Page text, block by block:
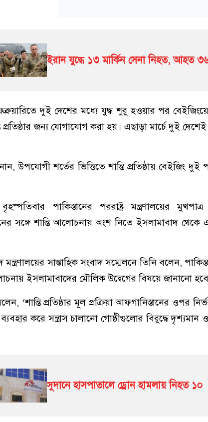
ইরান যুদ্ধে ১৩ মার্কিন সেনা নিহত, আহত
দুই দেশের মধ্যে যুদ্ধ শুরু হওয়ার পর
প্রতিষ্ঠার জন্য যোগাযোগ করা হয়। এছাড়া মার্চে দুই
উপযোগী শর্তের ভিত্তিতে শান্তি প্রতিষ্ঠায় বেইজিং
পাকিস্তানের পররাষ্ট্র মন্ত্রণালয়ের
সঙ্গে শান্তি আলোচনায় অংশ নিতে ইসলামাবাদ থেকে
সাপ্তাহিক সংবাদ সম্মেলনে তিনি বলেন,
ইসলামাবাদের মৌলিক উদ্বেগের বিষয়ে জানানো
‘শান্তি প্রতিষ্ঠার মূল প্রক্রিয়া আফগানিস্তানের ওপর
করে সন্ত্রাস চালানো গোষ্ঠীগুলোর বিরুদ্ধে দৃশ্যমান
সুদানে হাসপাতালে ড্রোন হামলায় নিহত ১০